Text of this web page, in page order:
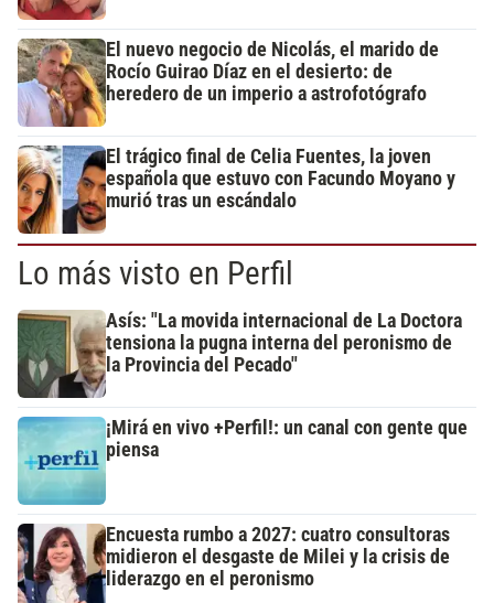
El nuevo negocio de Nicolás, el marido de
Rocío Guirao Díaz en el desierto: de
heredero de un imperio a astrofotógrafo
El trágico final de Celia Fuentes, la joven
española que estuvo con Facundo Moyano y
murió tras un escándalo
Lo más visto en Perfil
Asís: "La movida internacional de La Doctora
tensiona la pugna interna del peronismo de
la Provincia del Pecado"
¡Mirá en vivo +Perfil!: un canal con gente que
piensa
Encuesta rumbo a 2027: cuatro consultoras
midieron el desgaste de Milei y la crisis de
liderazgo en el peronismo